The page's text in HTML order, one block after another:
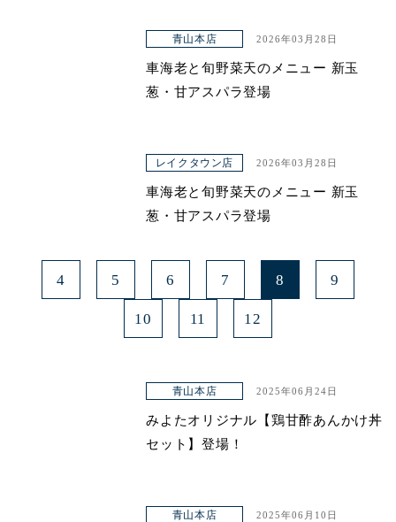
青山本店 2026年03月28日
車海老と旬野菜天のメニュー 新玉
葱・甘アスパラ登場
レイクタウン店 2026年03月28日
車海老と旬野菜天のメニュー 新玉
葱・甘アスパラ登場
4 5 6 7 8 9
10 11 12
青山本店 2025年06月24日
みよたオリジナル【鶏甘酢あんかけ丼
セット】登場！
青山本店 2025年06月10日